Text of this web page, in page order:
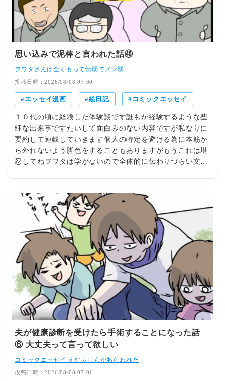
地の人たちとの交流を描けていないので、私が日本に帰る
まで「ここに住みたい」と思った田舎の村での数日間をな
るべくお伝えできればいいなと思っています!それではま
た次回！(来週は旅行に出かけるのでもしかしたら変則的
な投稿になってしまうかもしれませんが)結婚式の朝に撮
影した写真です↑お祝いの前の静けさと結婚式のための装
飾がいい感じです。▼良かったら読者登録もアプリからお
願いします▼▼インスタ▼▼Threads▼
思い込みで泥棒と言われた話㊺
ヲワタさんは全くもって情弱でメン弱
投稿日時：2026/08/08 07:30
エッセイ漫画 絵日記 コミックエッセイ
１０代の頃に経験した体験談です誰もが経験するような些
細な出来事ですたいして面白みのない内容ですが私なりに
要約して連載していきます個人の特定を避ける為に本筋か
ら外れないよう脚色をすることもありますがもうこれは堪
忍してねヲワタは学がないので全体的に伝わりづらい文章
ただけたらと思いますそれとこの話しは何かを解決してス
ッキリするような話しではありませんもうね・・ダラダラ
と見てください！タイトルの話しはどこだ？？と思われる
方もいると思います長々とお付き合いさせてしまい申し訳
ありません必ずその話しには辿りつきますのでまだしばら
くお付き合いください
夫が健康診断を受けたら手術することになった話
⑥ 大丈夫って言って欲しい
コミックエッセイ えむふじんがあらわれた
投稿日時：2026/08/08 07:01